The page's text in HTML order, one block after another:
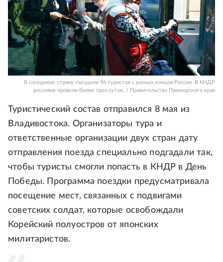
В соседнюю страну съездили 96 туристов с разных концов России. В КНДР
россияне провели более трех суток. / Правительство Приморского края
Туристический состав отправился 8 мая из
Владивостока. Организаторы тура и
ответственные организации двух стран дату
отправления поезда специально подгадали так,
чтобы туристы смогли попасть в КНДР в День
Победы. Программа поездки предусматривала
посещение мест, связанных с подвигами
советских солдат, которые освобождали
Корейский полуостров от японских
милитаристов.